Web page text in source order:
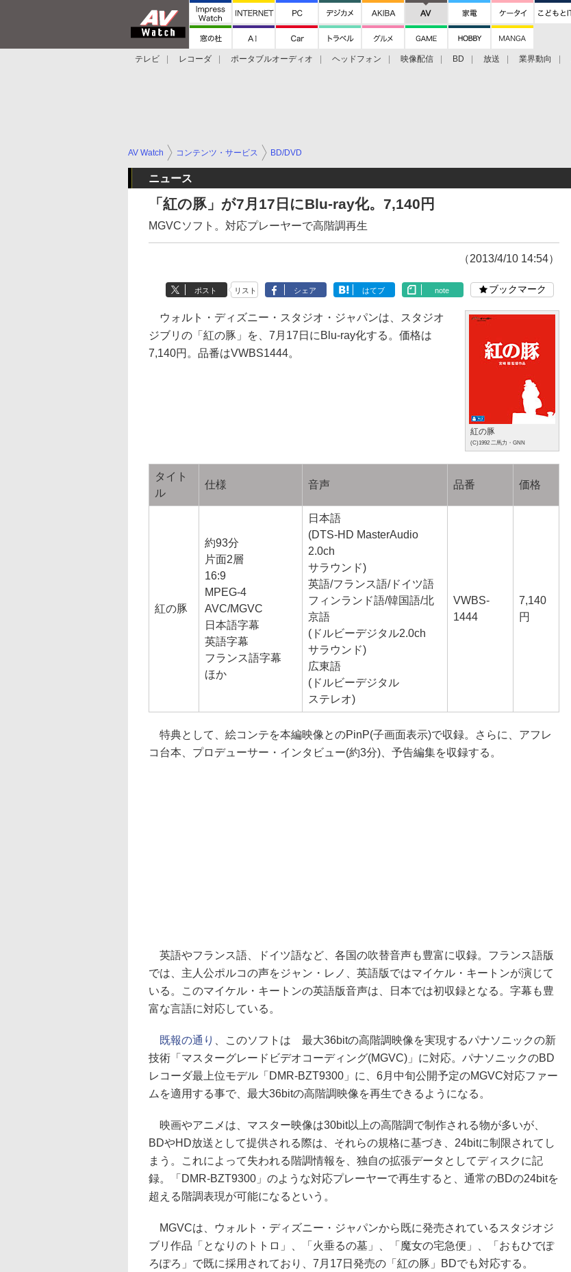
テレビ レコーダ ポータブルオーディオ ヘッドフォン 映像配信 BD 放送 業界動向
AV Watch コンテンツ・サービス BD/DVD
ニュース
「紅の豚」が7月17日にBlu-ray化。7,140円
MGVCソフト。対応プレーヤーで高階調再生
（2013/4/10 14:54）
ポスト リスト シェア はてブ note ブックマーク
紅の豚
(C)1992 二馬力・GNN
ウォルト・ディズニー・スタジオ・ジャパンは、スタジオ
ジブリの「紅の豚」を、7月17日にBlu-ray化する。価格は
7,140円。品番はVWBS1444。
タイト
ル
仕様 音声 品番 価格
紅の豚
約93分
片面2層
16:9
MPEG-4
AVC/MGVC
日本語字幕
英語字幕
フランス語字幕
ほか
日本語
(DTS-HD MasterAudio
2.0ch
サラウンド)
英語/フランス語/ドイツ語
フィンランド語/韓国語/北
京語
(ドルビーデジタル2.0ch
サラウンド)
広東語
(ドルビーデジタル
ステレオ)
VWBS-
1444
7,140
円
特典として、絵コンテを本編映像とのPinP(子画面表示)で収録。さらに、アフレ
コ台本、プロデューサー・インタビュー(約3分)、予告編集を収録する。
英語やフランス語、ドイツ語など、各国の吹替音声も豊富に収録。フランス語版
では、主人公ポルコの声をジャン・レノ、英語版ではマイケル・キートンが演じて
いる。このマイケル・キートンの英語版音声は、日本では初収録となる。字幕も豊
富な言語に対応している。
既報の通り
、このソフトは 最大36bitの高階調映像を実現するパナソニックの新
技術「マスターグレードビデオコーディング(MGVC)」に対応。パナソニックのBD
レコーダ最上位モデル「DMR-BZT9300」に、6月中旬公開予定のMGVC対応ファー
ムを適用する事で、最大36bitの高階調映像を再生できるようになる。
映画やアニメは、マスター映像は30bit以上の高階調で制作される物が多いが、
BDやHD放送として提供される際は、それらの規格に基づき、24bitに制限されてし
まう。これによって失われる階調情報を、独自の拡張データとしてディスクに記
録。「DMR-BZT9300」のような対応プレーヤーで再生すると、通常のBDの24bitを
超える階調表現が可能になるという。
MGVCは、ウォルト・ディズニー・ジャパンから既に発売されているスタジオジ
ブリ作品「となりのトトロ」、「火垂るの墓」、「魔女の宅急便」、「おもひでぽ
ろぽろ」で既に採用されており、7月17日発売の「紅の豚」BDでも対応する。